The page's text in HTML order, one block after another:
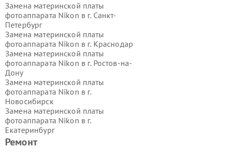
Ремонт
Замена материнской платы
фотоаппарата Nikon в г. Санкт-
Петербург
Замена материнской платы
фотоаппарата Nikon в г. Краснодар
Замена материнской платы
фотоаппарата Nikon в г. Ростов-на-
Дону
Замена материнской платы
фотоаппарата Nikon в г.
Новосибирск
Замена материнской платы
фотоаппарата Nikon в г.
Екатеринбург
Замена материнской платы